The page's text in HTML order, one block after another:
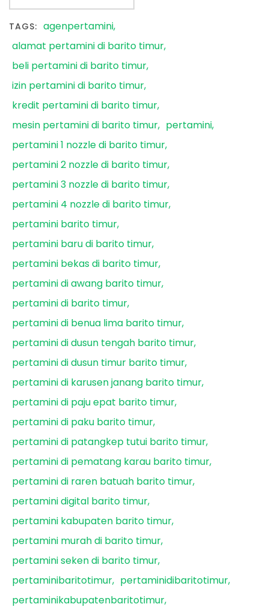
TAGS: agenpertamini
alamat pertamini di barito timur
beli pertamini di barito timur
izin pertamini di barito timur
kredit pertamini di barito timur
mesin pertamini di barito timur
pertamini
pertamini 1 nozzle di barito timur
pertamini 2 nozzle di barito timur
pertamini 3 nozzle di barito timur
pertamini 4 nozzle di barito timur
pertamini barito timur
pertamini baru di barito timur
pertamini bekas di barito timur
pertamini di awang barito timur
pertamini di barito timur
pertamini di benua lima barito timur
pertamini di dusun tengah barito timur
pertamini di dusun timur barito timur
pertamini di karusen janang barito timur
pertamini di paju epat barito timur
pertamini di paku barito timur
pertamini di patangkep tutui barito timur
pertamini di pematang karau barito timur
pertamini di raren batuah barito timur
pertamini digital barito timur
pertamini kabupaten barito timur
pertamini murah di barito timur
pertamini seken di barito timur
pertaminibaritotimur
pertaminidibaritotimur
pertaminikabupatenbaritotimur